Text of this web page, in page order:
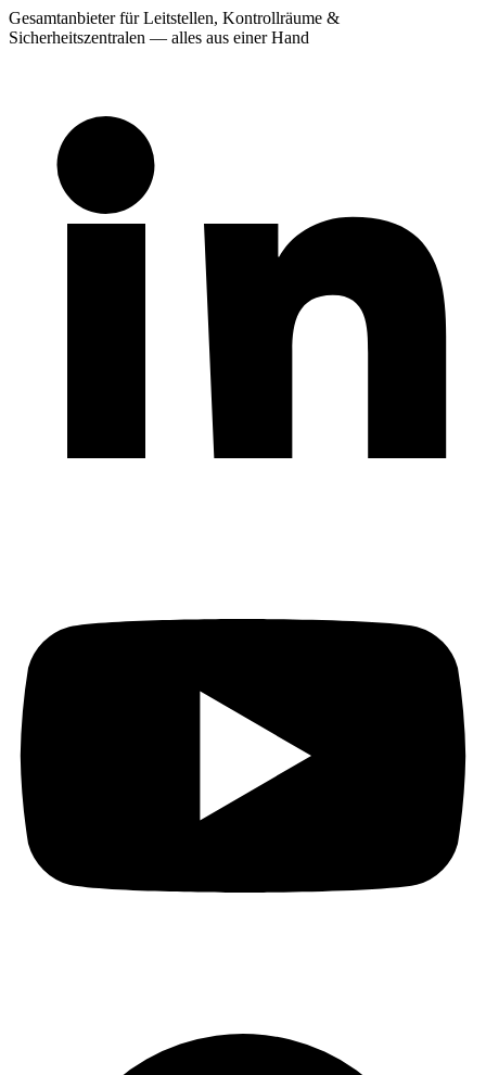
Gesamtanbieter für Leitstellen, Kontrollräume &
Sicherheitszentralen — alles aus einer Hand